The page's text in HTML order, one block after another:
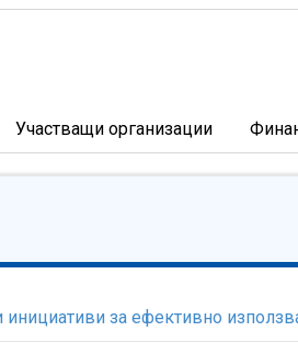
Участващи организации
за ефективно